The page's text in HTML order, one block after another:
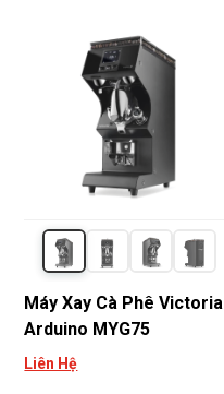
Máy Xay Cà Phê Victoria
Arduino MYG75
Liên Hệ